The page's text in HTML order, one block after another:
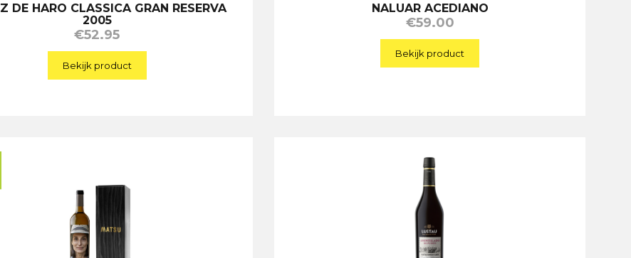
DE HARO CLASSICA GRAN RESERVA
2005
€52.95
Bekijk product
NALUAR ACEDIANO
€59.00
Bekijk product